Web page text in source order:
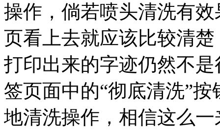
操作，倘若喷头清洗有
页看上去就应该比较清
打印出来的字迹仍然不
签页面中的“彻底清洗”
地清洗操作，相信这么